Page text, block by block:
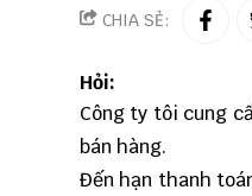
CHIA SẺ:
Hỏi:
Công ty tôi cung
bán hàng.
Đến hạn thanh